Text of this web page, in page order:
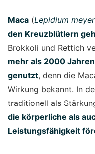
Maca (Lepidium
den Kreuzblütlern
Brokkoli und Rettich
mehr als 2000
genutzt, denn die
Wirkung bekannt. In
traditionell als
die körperliche als
Leistungsfähigkeit